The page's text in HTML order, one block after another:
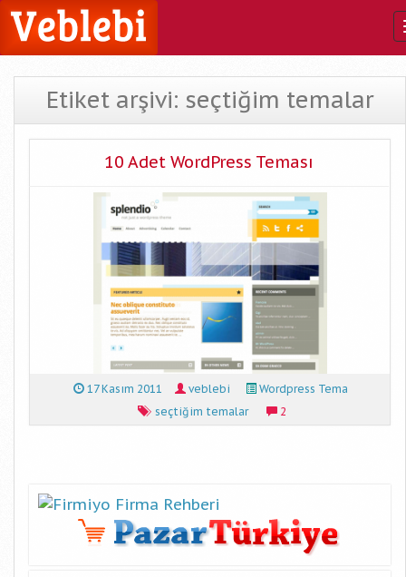
Etiket arşivi: seçtiğim temalar
10 Adet WordPress Teması
17 Kasım 2011 veblebi
Wordpress Tema
seçtiğim temalar
2